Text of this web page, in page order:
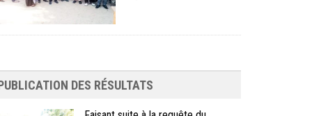
DES RÉSULTATS